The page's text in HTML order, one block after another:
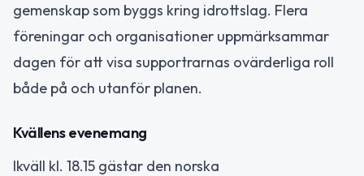
gemenskap som byggs kring idrottslag. Flera
föreningar och organisationer uppmärksammar
dagen för att visa supportrarnas ovärderliga roll
både på och utanför planen.
Kvällens evenemang
Ikväll kl. 18.15 gästar den norska